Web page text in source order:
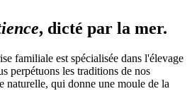
, dicté par la mer.
familiale est spécialisée dans l'élevage
perpétuons les traditions de nos
naturelle, qui donne une moule de la